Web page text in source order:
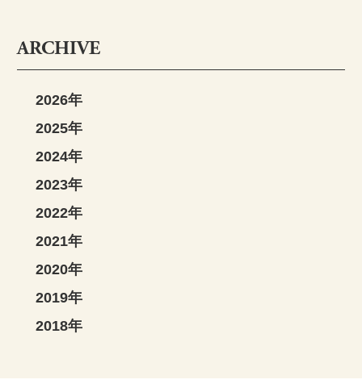
ARCHIVE
2026年
2025年
2024年
2023年
2022年
2021年
2020年
2019年
2018年